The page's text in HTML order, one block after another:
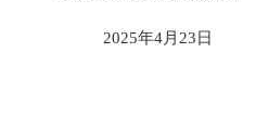
2025年4月23日